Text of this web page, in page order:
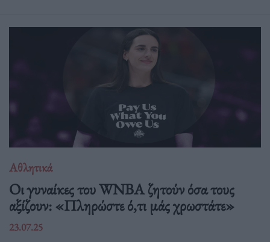
Αθλητικά
Οι γυναίκες του WNBA ζητούν όσα τους
αξίζουν: «Πληρώστε ό,τι μάς χρωστάτε»
23.07.25